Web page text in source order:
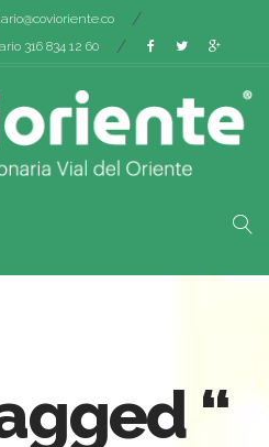
316 834 12 60
“